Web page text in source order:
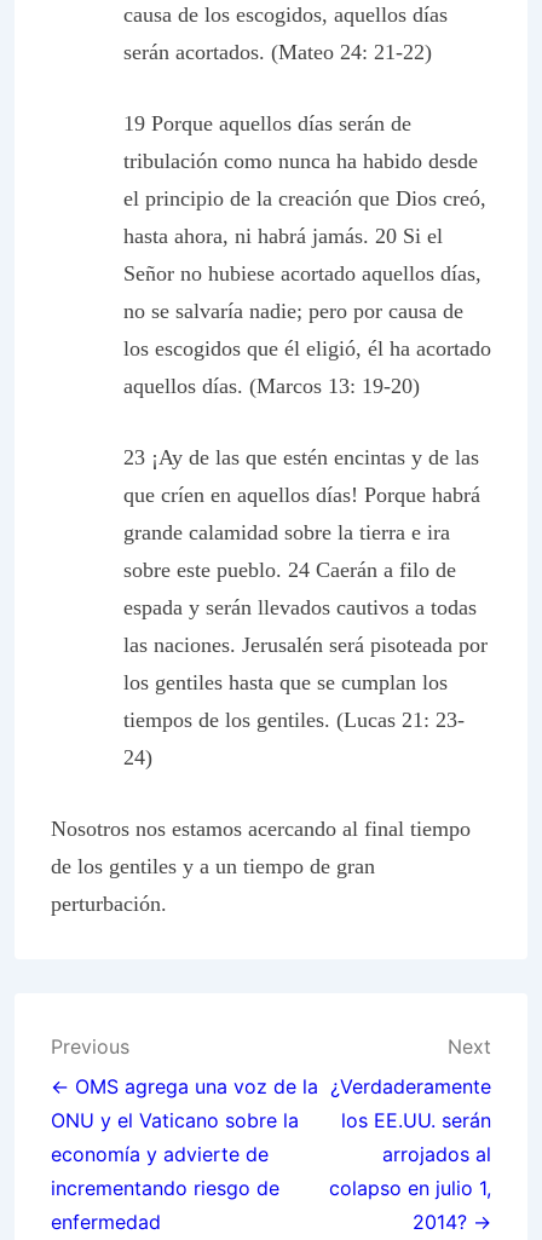
causa de los escogidos, aquellos días
serán acortados. (Mateo 24: 21-22)
19 Porque aquellos días serán de
tribulación como nunca ha habido desde
el principio de la creación que Dios creó,
hasta ahora, ni habrá jamás. 20 Si el
Señor no hubiese acortado aquellos días,
no se salvaría nadie; pero por causa de
los escogidos que él eligió, él ha acortado
aquellos días. (Marcos 13: 19-20)
23 ¡Ay de las que estén encintas y de las
que críen en aquellos días! Porque habrá
grande calamidad sobre la tierra e ira
sobre este pueblo. 24 Caerán a filo de
espada y serán llevados cautivos a todas
las naciones. Jerusalén será pisoteada por
los gentiles hasta que se cumplan los
tiempos de los gentiles. (Lucas 21: 23-
24)
Nosotros nos estamos acercando al final tiempo
de los gentiles y a un tiempo de gran
perturbación.
Post
navigation
Previous
← OMS agrega una voz de la
ONU y el Vaticano sobre la
economía y advierte de
incrementando riesgo de
enfermedad
Next
¿Verdaderamente
los EE.UU. serán
arrojados al
colapso en julio 1,
2014? →